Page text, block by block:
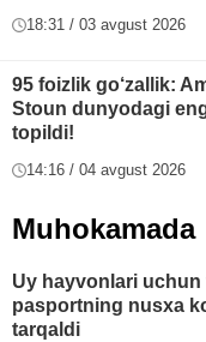
18:31 / 03 avgust 2026
95 foizlik go‘zallik:
Stoun dunyodagi
topildi!
14:16 / 04 avgust 2026
Muhokamada
Uy hayvonlari
pasportning nusxa
tarqaldi